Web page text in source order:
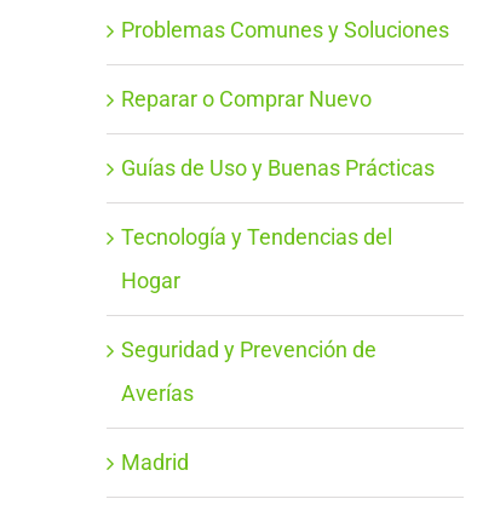
Problemas Comunes y Soluciones
Reparar o Comprar Nuevo
Guías de Uso y Buenas Prácticas
Tecnología y Tendencias del
Hogar
Seguridad y Prevención de
Averías
Madrid